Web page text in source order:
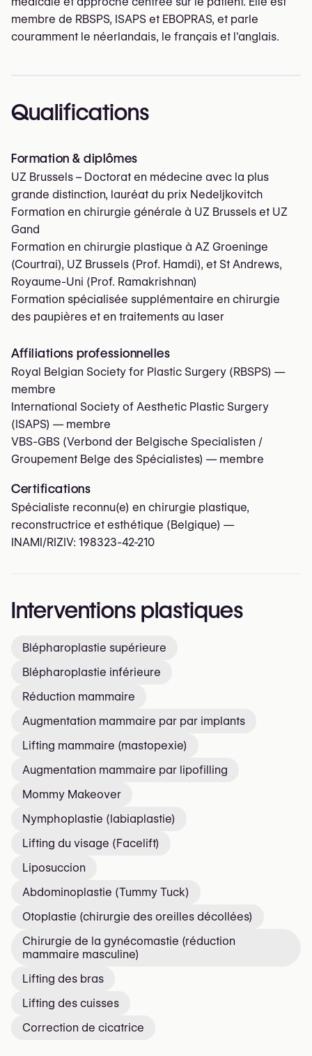
membre de RBSPS, ISAPS et EBOPRAS, et parle
couramment le néerlandais, le français et l'anglais.
Qualifications
Formation & diplômes
UZ Brussels – Doctorat en médecine avec la plus
grande distinction, lauréat du prix Nedeljkovitch
Formation en chirurgie générale à UZ Brussels et UZ
Gand
Formation en chirurgie plastique à AZ Groeninge
(Courtrai), UZ Brussels (Prof. Hamdi), et St Andrews,
Royaume-Uni (Prof. Ramakrishnan)
Formation spécialisée supplémentaire en chirurgie
des paupières et en traitements au laser
Affiliations professionnelles
Royal Belgian Society for Plastic Surgery (RBSPS) —
membre
International Society of Aesthetic Plastic Surgery
(ISAPS) — membre
VBS-GBS (Verbond der Belgische Specialisten /
Groupement Belge des Spécialistes) — membre
Certifications
Spécialiste reconnu(e) en chirurgie plastique,
reconstructrice et esthétique (Belgique) —
INAMI/RIZIV: 198323-42-210
Interventions plastiques
Blépharoplastie supérieure
Blépharoplastie inférieure
Réduction mammaire
Augmentation mammaire par par implants
Lifting mammaire (mastopexie)
Augmentation mammaire par lipofilling
Mommy Makeover
Nymphoplastie (labiaplastie)
Lifting du visage (Facelift)
Liposuccion
Abdominoplastie (Tummy Tuck)
Otoplastie (chirurgie des oreilles décollées)
Chirurgie de la gynécomastie (réduction
mammaire masculine)
Lifting des bras
Lifting des cuisses
Correction de cicatrice